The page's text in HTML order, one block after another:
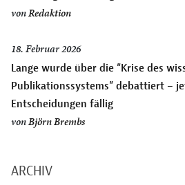
vonRedaktion
18. Februar 2026
Lange wurde über die “Krise des
Publikationssystems” debattiert –
Entscheidungen fällig
vonBjörn Brembs
ARCHIV